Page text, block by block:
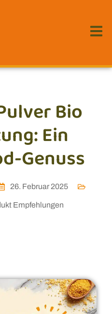
Bio
Ein
Genuss
26. Februar 2025
Empfehlungen